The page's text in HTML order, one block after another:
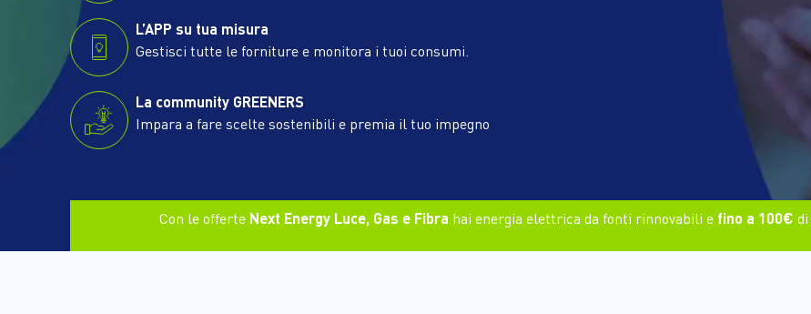
L’APP su tua misura
Gestisci tutte le forniture e monitora i tuoi consumi.
La community GREENERS
Impara a fare scelte sostenibili e premia il tuo impegno
Con le offerte Next Energy Luce, Gas e Fibra hai energia elettrica da fonti rinnovabili e fino a 100€ di